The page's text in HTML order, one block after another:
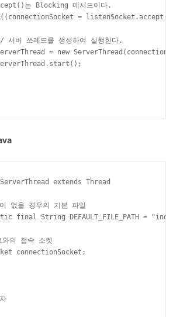
는 Blocking 메서드이다.
= listenSocket.accept())
서버 쓰레드를 생성하여 실행한다.
= new
extends Thread
없을 경우의 기본 파일
final String DEFAULT_FILE_PATH =
의 접속 소켓
connectionSocket;